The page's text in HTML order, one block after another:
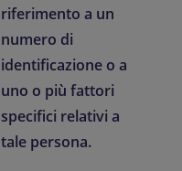
riferimento a un
numero di
identificazione o a
uno o più fattori
specifici relativi a
tale persona.